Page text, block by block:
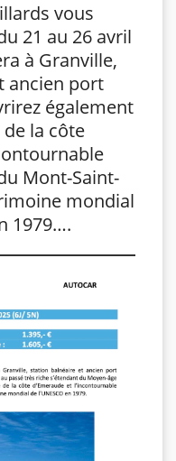
vous
21 au 26 avril
à Granville,
ancien port
également
la côte
Mont-Saint-
mondial
1979….